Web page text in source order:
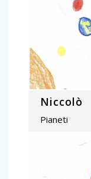
Niccolò
Pianeti